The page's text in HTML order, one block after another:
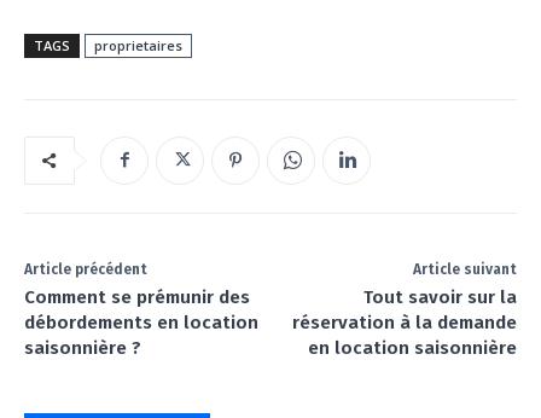
TAGS proprietaires
Article précédent
Comment se prémunir des
débordements en location
saisonnière ?
Article suivant
Tout savoir sur la
réservation à la demande
en location saisonnière